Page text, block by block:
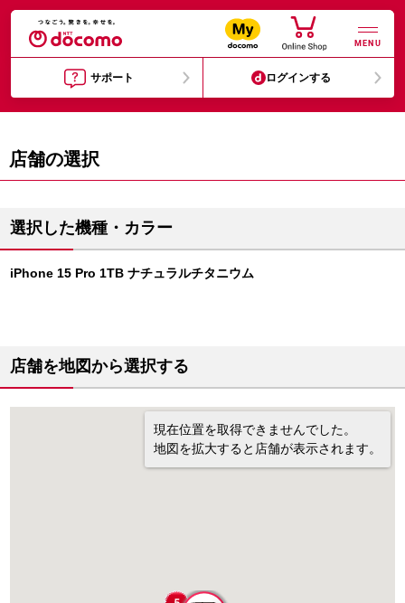
MENU
サポート ログインする
店舗の選択
選択した機種・カラー
iPhone 15 Pro 1TB ナチュラルチタニウム
店舗を地図から選択する
現在位置を取得できませんでした。
地図を拡大すると店舗が表示されます。